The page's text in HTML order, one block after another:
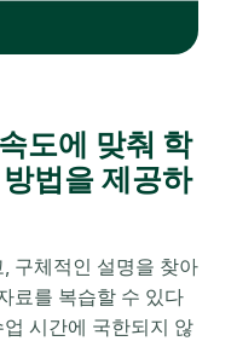
도에 맞춰 학
법을 제공하
구체적인 설명을 찾아
료를 복습할 수 있다
시간에 국한되지 않